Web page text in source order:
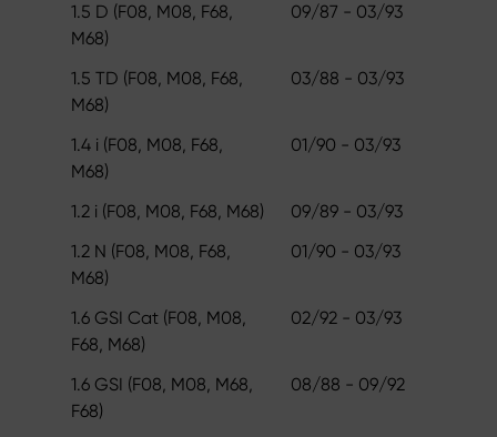
1.5 D (F08, M08, F68,
M68)
09/87 - 03/93
1.5 TD (F08, M08, F68,
M68)
03/88 - 03/93
1.4 i (F08, M08, F68,
M68)
01/90 - 03/93
1.2 i (F08, M08, F68, M68)
09/89 - 03/93
1.2 N (F08, M08, F68,
M68)
01/90 - 03/93
1.6 GSI Cat (F08, M08,
F68, M68)
02/92 - 03/93
1.6 GSI (F08, M08, M68,
F68)
08/88 - 09/92